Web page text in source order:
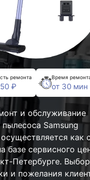
ремонта
₽
Время
от 30 мин
и обслуживание
пылесоса Samsung
как
базе сервисного
Петербурге.
и пожелания